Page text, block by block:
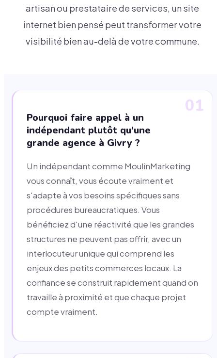
artisan ou prestataire de services, un site
internet bien pensé peut transformer votre
visibilité bien au-delà de votre commune.
01
Pourquoi faire appel à un
indépendant plutôt qu'une
grande agence à Givry ?
Un indépendant comme MoulinMarketing
vous connaît, vous écoute vraiment et
s'adapte à vos besoins spécifiques sans
procédures bureaucratiques. Vous
bénéficiez d'une réactivité que les grandes
structures ne peuvent pas offrir, avec un
interlocuteur unique qui comprend les
enjeux des petits commerces locaux. La
confiance se construit rapidement quand on
travaille à proximité et que chaque projet
compte vraiment.